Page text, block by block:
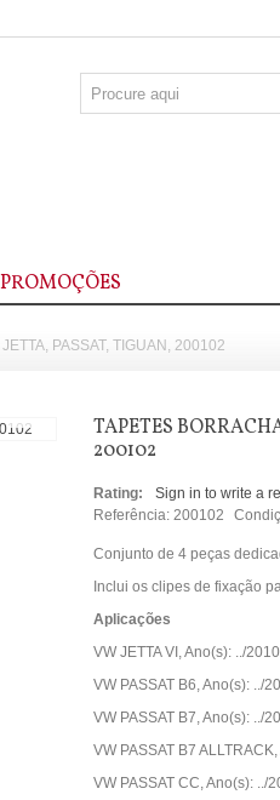
PROMOÇÕES
PASSAT, TIGUAN, 200102
TAPETES
200102
Rating:
Sign in to write a
Referência: 200102
Conjunto de 4 peças
Inclui os clipes de fixação
Aplicações
VW JETTA VI, Ano(s): ../
VW PASSAT B6, Ano(s): ../
VW PASSAT B7, Ano(s): ../
VW PASSAT B7
VW PASSAT CC, Ano(s): ../